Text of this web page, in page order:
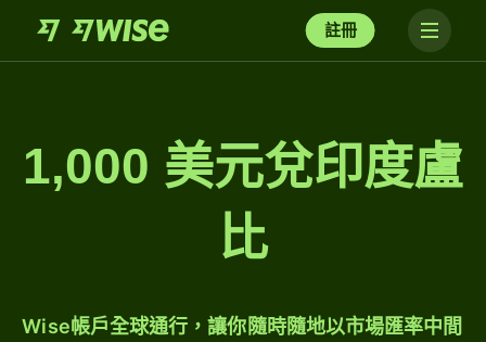
註冊
1,000 美元兌印度盧
比
Wise帳戶全球通行，讓你隨時隨地以市場匯率中間